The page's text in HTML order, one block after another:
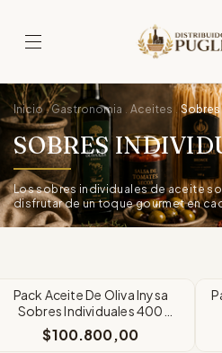
Inicio . Gastronomia . Aceites . Sobres
SOBRES
Los sobres individuales de aceite
disfrutar de un toque gourmet en
comodidad y frescura.
Pack Aceite De Oliva Inysa
Sobres Individuales 400
Pouchs x8cc
$100.800,00